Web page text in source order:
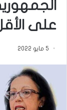
على
5 مايو 2022